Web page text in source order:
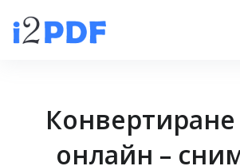
Конвертиране
онлайн –